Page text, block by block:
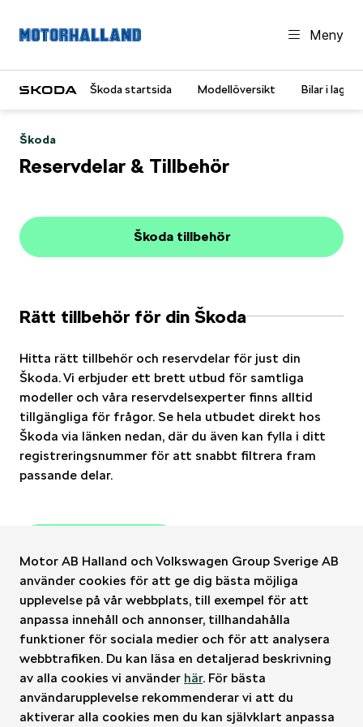
Meny
Škoda startsida Modellöversikt Bilar i lager
Motor AB Halland och Volkswagen Group Sverige AB
använder cookies för att ge dig bästa möjliga
upplevelse på vår webbplats, till exempel för att
anpassa innehåll och annonser, tillhandahålla
funktioner för sociala medier och för att analysera
webbtrafiken. Du kan läsa en detaljerad beskrivning
av alla cookies vi använder här. För bästa
användarupplevelse rekommenderar vi att du
aktiverar alla cookies men du kan självklart anpassa
Škoda
Reservdelar & Tillbehör
Škoda tillbehör
Rätt tillbehör för din Škoda
Hitta rätt tillbehör och reservdelar för just din
Škoda. Vi erbjuder ett brett utbud för samtliga
modeller och våra reservdelsexperter finns alltid
tillgängliga för frågor. Se hela utbudet direkt hos
Škoda via länken nedan, där du även kan fylla i ditt
registreringsnummer för att snabbt filtrera fram
passande delar.
Motorhalland
Bilförsäljningen